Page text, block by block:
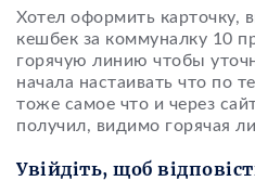
Хотел оформить карточку,
кешбек за коммуналку 10
горячую линию чтобы
начала настаивать что по
тоже самое что и через
получил, видимо горячая
Увійдіть, щоб